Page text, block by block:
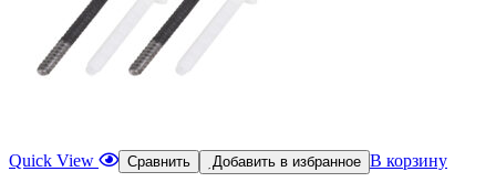
Quick View Сравнить Добавить в избранное В корзину